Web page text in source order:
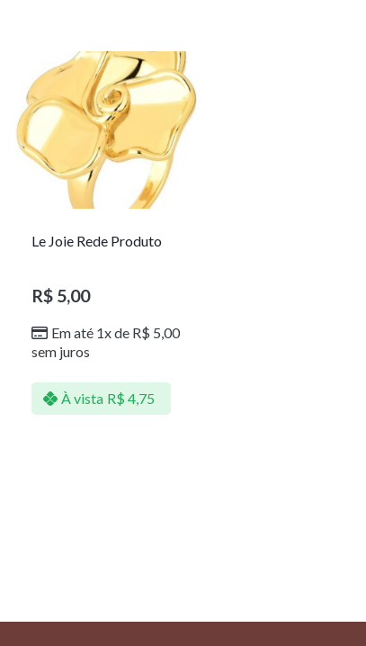
Le Joie Rede Produto
R$5,00
Em até 1x de R$ 5,00
sem juros
À vista R$ 4,75